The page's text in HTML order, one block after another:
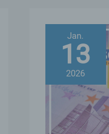
Jan.
13
2026